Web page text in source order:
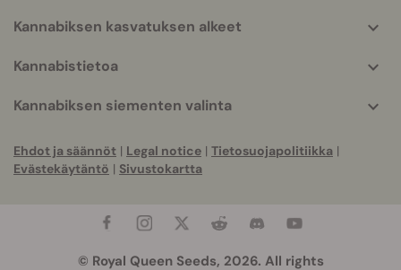
Kannabiksen kasvatuksen alkeet
Kannabistietoa
Kannabiksen siementen valinta
Ehdot ja säännöt | Legal notice | Tietosuojapolitiikka |
Evästekäytäntö | Sivustokartta
© Royal Queen Seeds, 2026. All rights